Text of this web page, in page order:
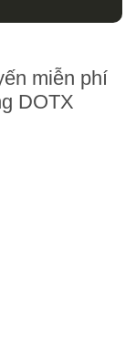
miễn phí
DOTX